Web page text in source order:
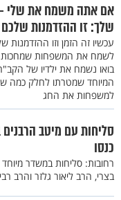
אם אתה משמח את שלי
שלך: זו ההזדמנות
עכשיו זה הזמן וזו
לשמח את המשפחות שמחכות
בואו נשמח את ילדיו של
המיוחד שמטרתו לחלק כמה
למשפחות את החג
סליחות עם מיטב
כנסו
רחובות: סליחות במשדר
בצרי, הרב ליאור גלזר והרב